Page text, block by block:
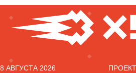
8 АВГУСТА 2026